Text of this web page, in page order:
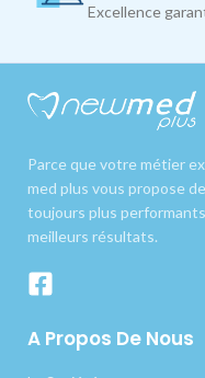
Excellence
Parce que votre métier
med plus vous propose
toujours plus
meilleurs résultats.
A Propos De Nous